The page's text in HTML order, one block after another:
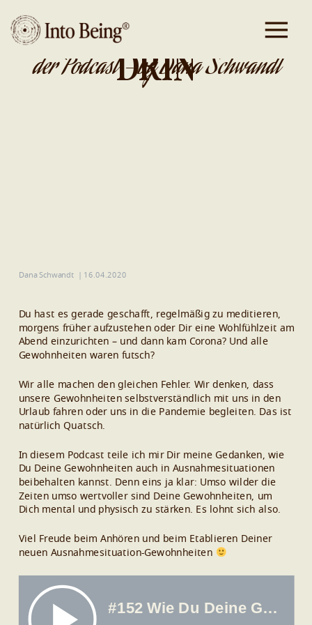
DA IST GOLD
DRIN
der Podcast - by Dana Schwandt
Dana Schwandt 16.04.2020
Du hast es gerade geschafft, regelmäßig zu meditieren,
morgens früher aufzustehen oder Dir eine Wohlfühlzeit am
Abend einzurichten – und dann kam Corona? Und alle
Gewohnheiten waren futsch?
Wir alle machen den gleichen Fehler. Wir denken, dass
unsere Gewohnheiten selbstverständlich mit uns in den
Urlaub fahren oder uns in die Pandemie begleiten. Das ist
natürlich Quatsch.
In diesem Podcast teile ich mir Dir meine Gedanken, wie
Du Deine Gewohnheiten auch in Ausnahmesituationen
beibehalten kannst. Denn eins ja klar: Umso wilder die
Zeiten umso wertvoller sind Deine Gewohnheiten, um
Dich mental und physisch zu stärken. Es lohnt sich also.
Viel Freude beim Anhören und beim Etablieren Deiner
neuen Ausnahmesituation-Gewohnheiten